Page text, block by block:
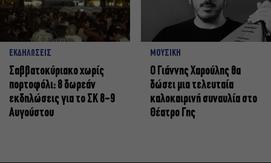
ΕΚΔΗΛΩΣΕΙΣ
Σαββατοκύριακο χωρίς
πορτοφόλι: 8 δωρεάν
εκδηλώσεις για το ΣΚ 8-9
Αυγούστου
ΜΟΥΣΙΚΗ
Ο Γιάννης Χαρούλης θα
δώσει μια τελευταία
καλοκαιρινή συναυλία στο
Θέατρο Γης